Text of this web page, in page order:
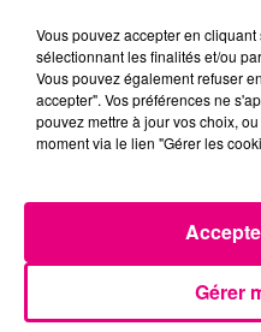
Affaire Jubillar : le
reporté au premier
Vous pouvez accepter en
sélectionnant les finalités et/ou
Vous pouvez également refuser
accepter". Vos préférences ne
pouvez mettre à jour vos choix,
moment via le lien "Gérer les
Gérer